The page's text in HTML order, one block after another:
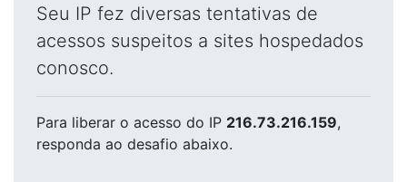
Seu IP fez diversas tentativas de
acessos suspeitos a sites hospedados
conosco.
Para liberar o acesso do IP 216.73.216.159,
responda ao desafio abaixo.